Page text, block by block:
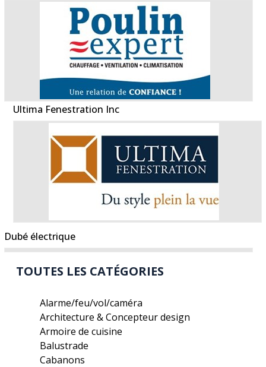
Ultima Fenestration Inc
Dubé électrique
TOUTES LES CATÉGORIES
Alarme/feu/vol/caméra
Architecture & Concepteur design
Armoire de cuisine
Balustrade
Cabanons